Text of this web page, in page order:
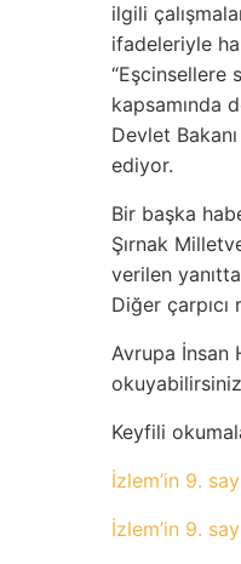
ilgili
ifadeleriyle
“Eşcinsellere
kapsamında
Devlet
ediyor.
Bir başka
Şırnak
verilen
Diğer
Avrupa İnsan
Keyfili
İzlem’in 9.
İzlem’in 9.